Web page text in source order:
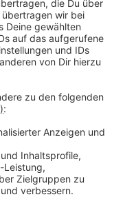
bestückt ist und
"I Don‘t Wanna
Ryan Tedder:
in einem
Jahren zu einer
Sinn ergaben,
schrieben
Hotelzimmern